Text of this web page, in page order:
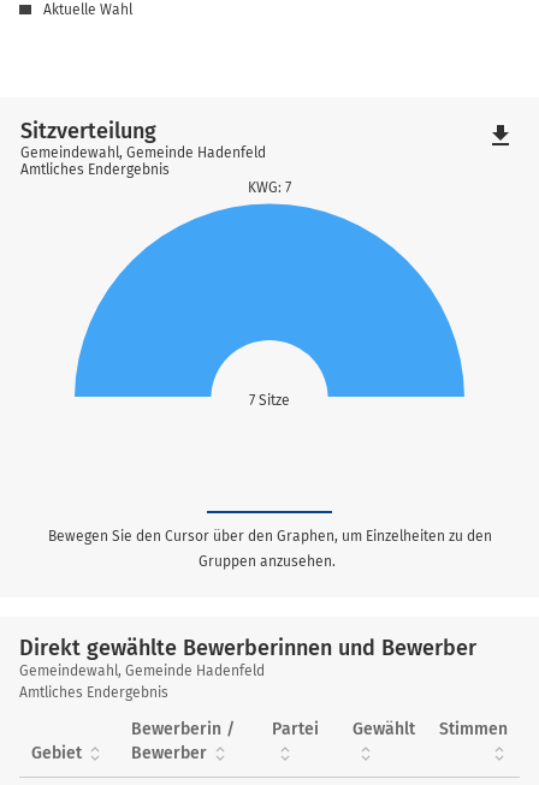
Aktuelle Wahl
7 Sitze
KWG: 7
Sitzverteilung
Gemeindewahl, Gemeinde Hadenfeld
Amtliches Endergebnis
file_download
Bewegen Sie den Cursor über den Graphen, um Einzelheiten zu den
Gruppen anzusehen.
Direkt gewählte Bewerberinnen und Bewerber
Direkt
gewählte
Bewerberinnen
und
Bewerber
Gemeindewahl, Gemeinde Hadenfeld
Amtliches Endergebnis
Gebiet
Bewerberin /
Bewerber
Partei Gewählt Stimmen